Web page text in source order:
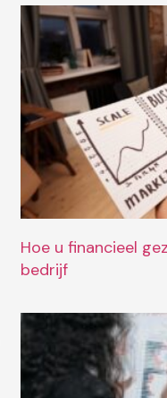
Hoe u financieel
bedrijf